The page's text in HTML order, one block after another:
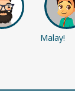
Malay!